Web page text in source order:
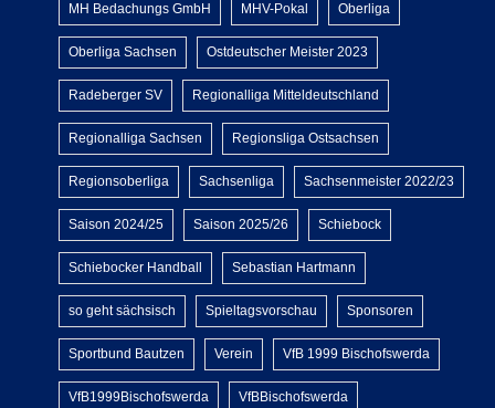
MH Bedachungs GmbH MHV-Pokal Oberliga
Oberliga Sachsen Ostdeutscher Meister 2023
Radeberger SV Regionalliga Mitteldeutschland
Regionalliga Sachsen Regionsliga Ostsachsen
Regionsoberliga Sachsenliga Sachsenmeister 2022/23
Saison 2024/25 Saison 2025/26 Schiebock
Schiebocker Handball Sebastian Hartmann
so geht sächsisch Spieltagsvorschau Sponsoren
Sportbund Bautzen Verein VfB 1999 Bischofswerda
VfB1999Bischofswerda VfBBischofswerda